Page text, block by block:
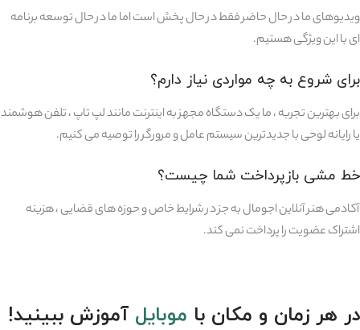
ویدیوهای ما در حال حاضر فقط در حال پخش است اما ما در حال توسعه برنامه
ای با این ویژگی هستیم.
برای شروع به چه مواردی نیاز دارم؟
برای بهترین تجربه ، ما یک دستگاه مجهز به اینترنت مانند لپ تاپ ، تلفن هوشمند
یا رایانه لوحی با جدیدترین سیستم عامل و مرورگر را توصیه می کنیم.
خط مشی بازپرداخت شما چیست؟
آکادمی هنر آنلاین اجومال به جز در شرایط خاص و حوزه های قضایی ، هزینه
اشتراک عضویت را پرداخت نمی کند.
در هر زمان و مکان با موبایل آموزش ببینید!